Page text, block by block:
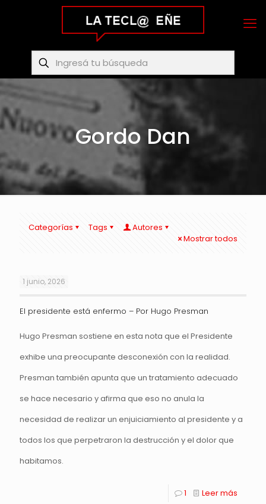
Gordo Dan
Categorías Tags
Autores
Mostrar todos
1 junio, 2026
El presidente está enfermo – Por Hugo Presman
Hugo Presman sostiene en esta nota que el Presidente
exhibe una preocupante desconexión con la realidad.
Presman también apunta que un tratamiento adecuado
se hace necesario y afirma que eso no anula la
necesidad de realizar un enjuiciamiento al presidente y a
todos los que perpetraron la destrucción y el dolor que
habitamos.
1 Leer más